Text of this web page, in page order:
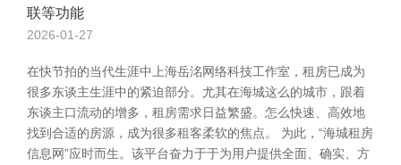
联等功能
2026-01-27
在快节拍的当代生涯中上海岳洺网络科技工作室，租房已成为
很多东谈主生涯中的紧迫部分。尤其在海城这么的城市，跟着
东谈主口流动的增多，租房需求日益繁盛。怎么快速、高效地
找到合适的房源，成为很多租客柔软的焦点。 为此，“海城租房
信息网”应时而生。该平台奋力于于为用户提供全面、确实、方